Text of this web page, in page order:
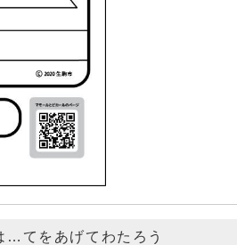
…てをあげてわたろう